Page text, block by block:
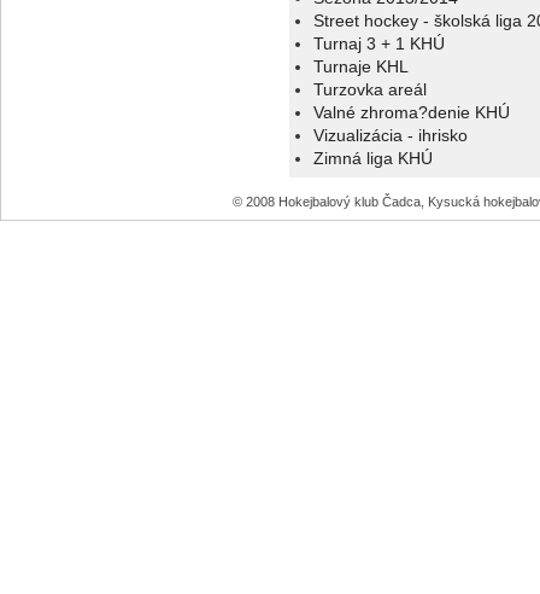
Street hockey - školská liga
Turnaj 3 + 1 KHÚ
Turnaje KHL
Turzovka areál
Valné zhroma?denie KHÚ
Vizualizácia - ihrisko
Zimná liga KHÚ
© 2008 Hokejbalový klub Čadca, Kysucká